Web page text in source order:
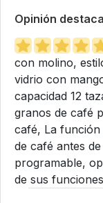
Opinión
con molino,
vidrio con
capacidad 12
granos de café
café, La
de café antes
programable,
de sus